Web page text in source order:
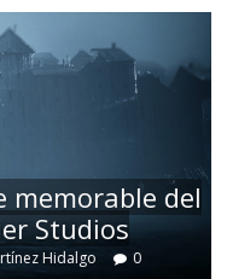
memorable del
Studios
Hidalgo 0